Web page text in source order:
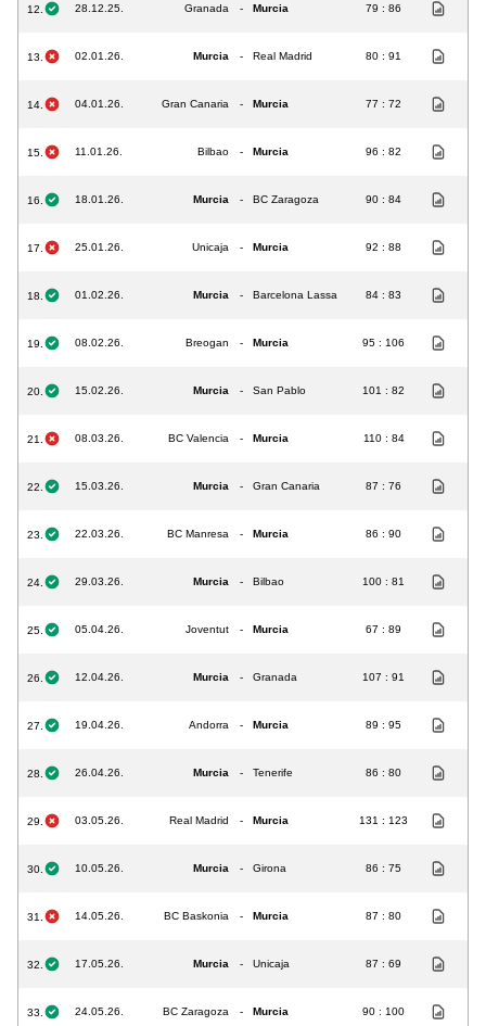
12. 28.12.25. Granada - Murcia 79 : 86
13. 02.01.26. Murcia - Real Madrid 80 : 91
14. 04.01.26. Gran Canaria - Murcia 77 : 72
15. 11.01.26. Bilbao - Murcia 96 : 82
16. 18.01.26. Murcia - BC Zaragoza 90 : 84
17. 25.01.26. Unicaja - Murcia 92 : 88
18. 01.02.26. Murcia - Barcelona Lassa 84 : 83
19. 08.02.26. Breogan - Murcia 95 : 106
20. 15.02.26. Murcia - San Pablo 101 : 82
21. 08.03.26. BC Valencia - Murcia 110 : 84
22. 15.03.26. Murcia - Gran Canaria 87 : 76
23. 22.03.26. BC Manresa - Murcia 86 : 90
24. 29.03.26. Murcia - Bilbao 100 : 81
25. 05.04.26. Joventut - Murcia 67 : 89
26. 12.04.26. Murcia - Granada 107 : 91
27. 19.04.26. Andorra - Murcia 89 : 95
28. 26.04.26. Murcia - Tenerife 86 : 80
29. 03.05.26. Real Madrid - Murcia 131 : 123
30. 10.05.26. Murcia - Girona 86 : 75
31. 14.05.26. BC Baskonia - Murcia 87 : 80
32. 17.05.26. Murcia - Unicaja 87 : 69
33. 24.05.26. BC Zaragoza - Murcia 90 : 100